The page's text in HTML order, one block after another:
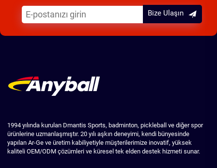
Bize Ulaşın
1994 yılında kurulan Dmantis Sports, badminton, pickleball ve diğer spor
ürünlerine uzmanlaşmıştır. 20 yılı aşkın deneyimi, kendi bünyesinde
yapılan Ar-Ge ve üretim kabiliyetiyle müşterilerimize inovatif, yüksek
kaliteli OEM/ODM çözümleri ve küresel tek elden destek hizmeti sunar.